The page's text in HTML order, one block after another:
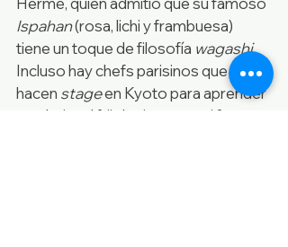
Ispahan (rosa, lichi y frambuesa)
tiene un toque de filosofía wagashi.
Incluso hay chefs parisinos que
hacen stage en Kyoto para aprender
a trabajar el frijol rojo como si fuera